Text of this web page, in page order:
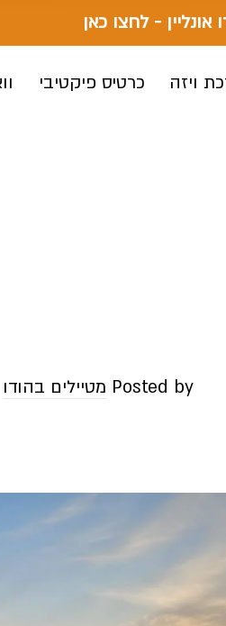
אונליין - לחצו כאן
ויזה כרטיס פיקטיבי
Posted by מטיילים בהודו